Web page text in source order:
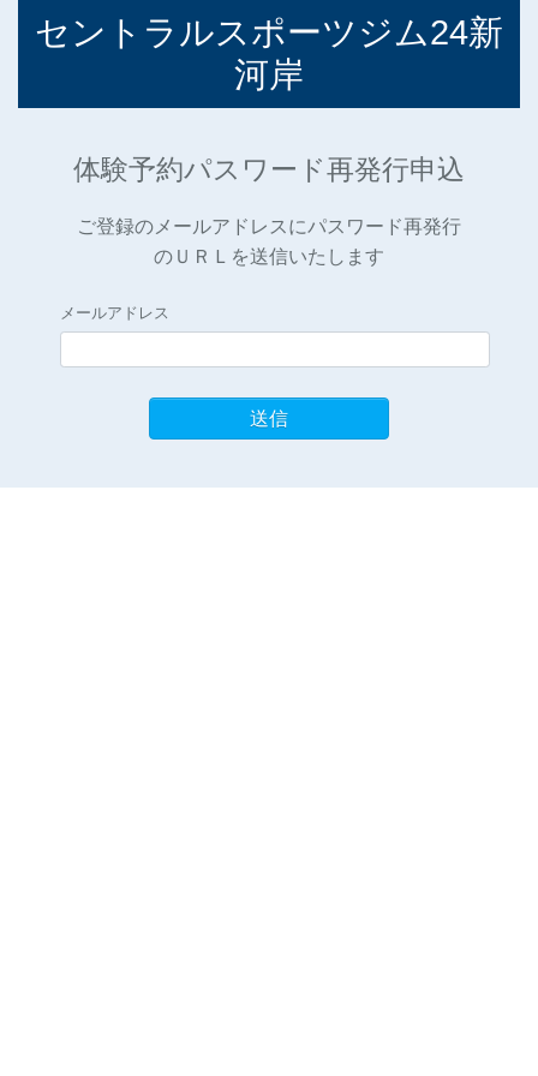
セントラルスポーツジム24新
河岸
体験予約パスワード再発行申込
ご登録のメールアドレスにパスワード再発行
のＵＲＬを送信いたします
メールアドレス
送信